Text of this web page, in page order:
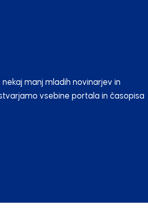
manj mladih novinarjev in
vsebine portala in časopisa